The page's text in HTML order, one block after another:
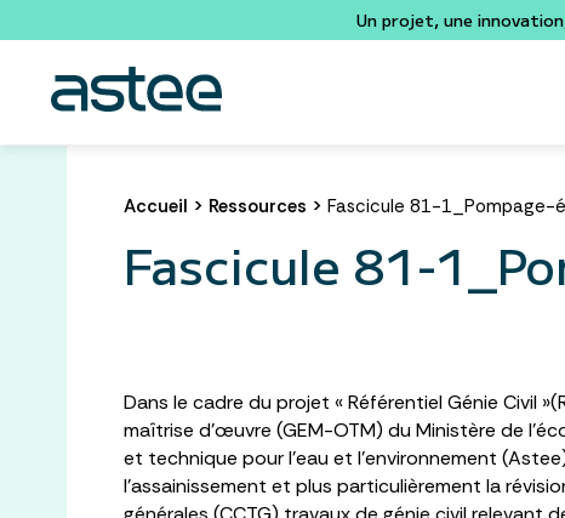
Un projet, une
Accueil > Ressources > Fascicule 81-1_Pompage-
Fascicule 81-
Dans le cadre du projet « Référentiel Génie Civil
maîtrise d’œuvre (GEM-OTM) du Ministère de
et technique pour l’eau et l’environnement
l’assainissement et plus particulièrement la